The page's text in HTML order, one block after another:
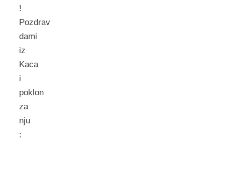
!
Pozdrav
dami
iz
Kaca
i
poklon
za
nju
: